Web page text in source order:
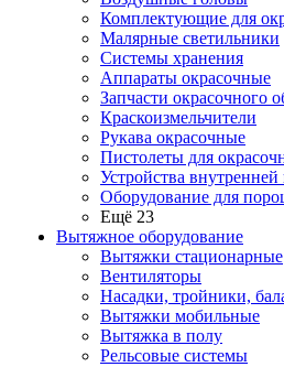
Комплектующие для
Малярные светильники
Системы хранения
Аппараты окрасочные
Запчасти окрасочного
Краскоизмельчители
Рукава окрасочные
Пистолеты для
Устройства
Оборудование для
Ещё 23
Вытяжное оборудование
Вытяжки стационарные
Вентиляторы
Насадки, тройники,
Вытяжки мобильные
Вытяжка в полу
Рельсовые системы